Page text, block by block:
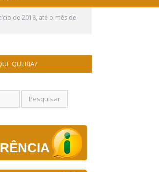
de 2018, até o mês de
QUERIA?